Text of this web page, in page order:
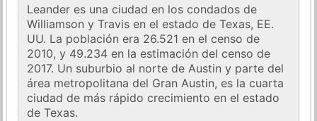
Leander es una ciudad en los condados de
Williamson y Travis en el estado de Texas, EE.
UU. La población era 26.521 en el censo de
2010, y 49.234 en la estimación del censo de
2017. Un suburbio al norte de Austin y parte del
área metropolitana del Gran Austin, es la cuarta
ciudad de más rápido crecimiento en el estado
de Texas.